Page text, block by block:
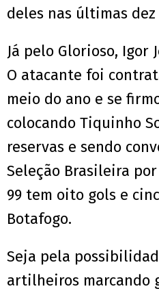
deles nas últimas
Já pelo Glorioso, Igor
O atacante foi
meio do ano e se
colocando Tiquinho
reservas e sendo
Seleção Brasileira
99 tem oito gols e
Botafogo.
Seja pela
artilheiros marcando